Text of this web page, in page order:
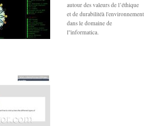
autour des valeurs de l’éthique
et de durabilitéà l'environnement
dans le domaine de
l''informatica.